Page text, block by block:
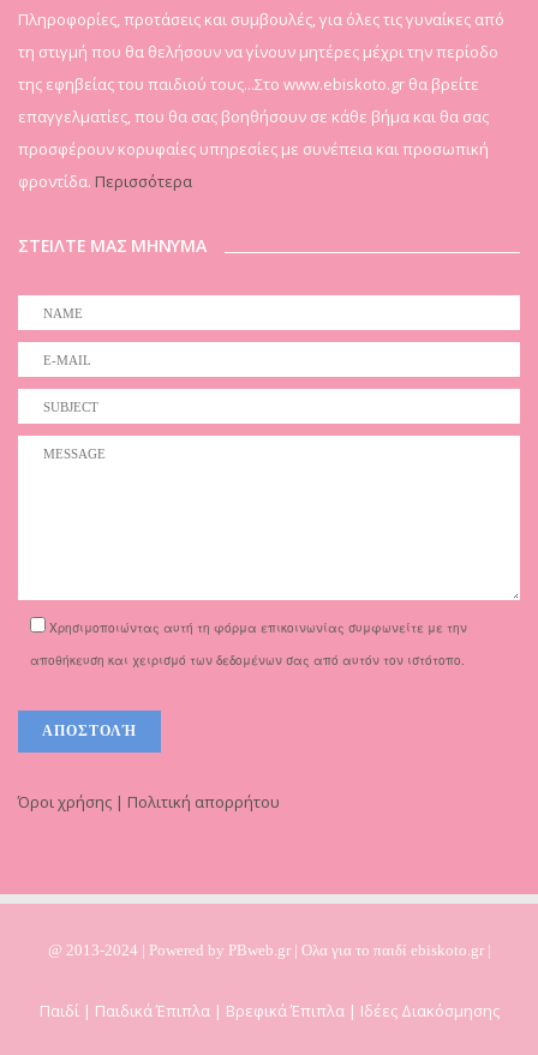
Πληροφορίες, προτάσεις και συμβουλές, για όλες τις γυναίκες από
τη στιγμή που θα θελήσουν να γίνουν μητέρες μέχρι την περίοδο
της εφηβείας του παιδιού τους...Στο www.ebiskoto.gr θα βρείτε
επαγγελματίες, που θα σας βοηθήσουν σε κάθε βήμα και θα σας
προσφέρουν κορυφαίες υπηρεσίες με συνέπεια και προσωπική
φροντίδα. Περισσότερα
ΣΤΕΙΛΤΕ ΜΑΣ ΜΗΝΥΜΑ
Χρησιμοποιώντας αυτή τη φόρμα επικοινωνίας συμφωνείτε με την
αποθήκευση και χειρισμό των δεδομένων σας από αυτόν τον ιστότοπο.
Όροι χρήσης | Πολιτική απορρήτου
@ 2013-2024 | Powered by PBweb.gr | Ολα για το παιδί ebiskoto.gr |
Παιδί | Παιδικά Έπιπλα | Βρεφικά Έπιπλα | Ιδέες Διακόσμησης